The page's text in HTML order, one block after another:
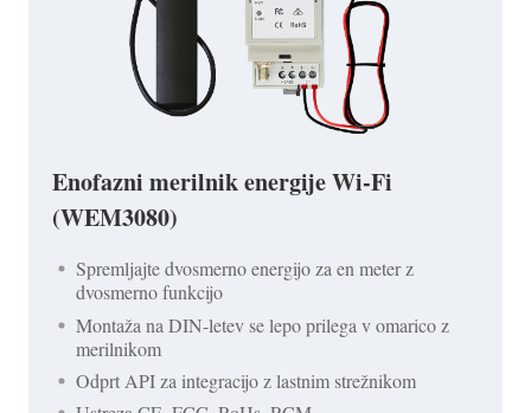
Enofazni merilnik energije Wi-Fi
(WEM3080)
Spremljajte dvosmerno energijo za en meter z
dvosmerno funkcijo
Montaža na DIN-letev se lepo prilega v omarico z
merilnikom
Odprt API za integracijo z lastnim strežnikom